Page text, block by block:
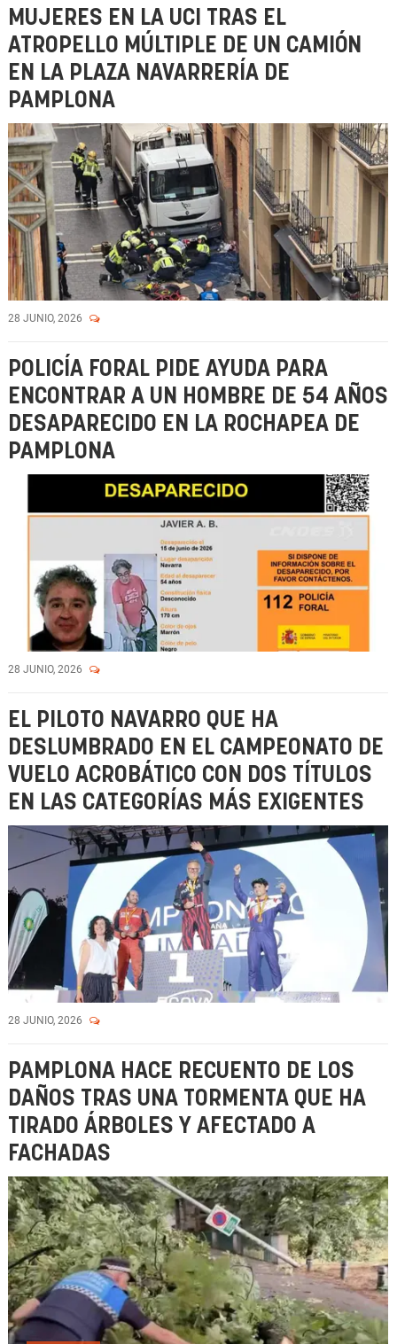
MUJERES EN LA UCI TRAS EL
ATROPELLO MÚLTIPLE DE UN CAMIÓN
EN LA PLAZA NAVARRERÍA DE
PAMPLONA
28 JUNIO, 2026
POLICÍA FORAL PIDE AYUDA PARA
ENCONTRAR A UN HOMBRE DE 54 AÑOS
DESAPARECIDO EN LA ROCHAPEA DE
PAMPLONA
28 JUNIO, 2026
EL PILOTO NAVARRO QUE HA
DESLUMBRADO EN EL CAMPEONATO DE
VUELO ACROBÁTICO CON DOS TÍTULOS
EN LAS CATEGORÍAS MÁS EXIGENTES
28 JUNIO, 2026
PAMPLONA HACE RECUENTO DE LOS
DAÑOS TRAS UNA TORMENTA QUE HA
TIRADO ÁRBOLES Y AFECTADO A
FACHADAS